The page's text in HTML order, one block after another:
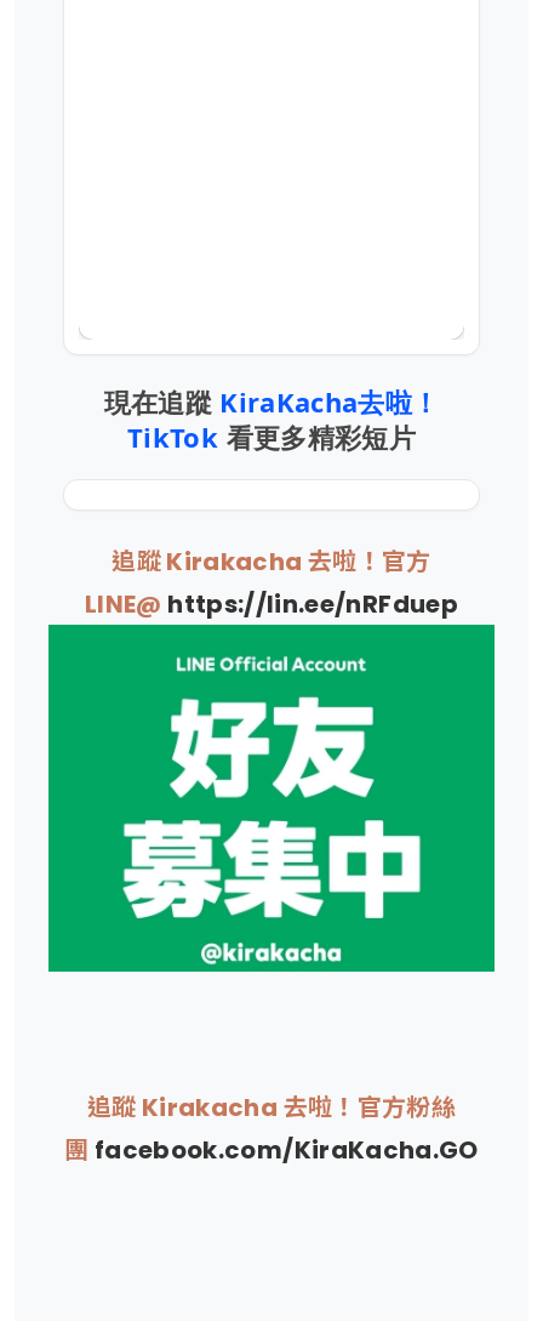
現在追蹤 KiraKacha去啦！
TikTok 看更多精彩短片
追蹤 Kirakacha 去啦！官方
LINE@ https://lin.ee/nRFduep
追蹤 Kirakacha 去啦！官方粉絲
團 facebook.com/KiraKacha.GO